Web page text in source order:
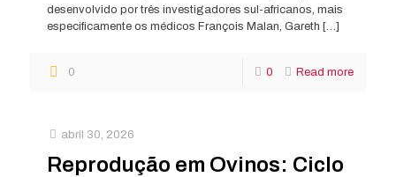
desenvolvido por três investigadores sul-africanos, mais
especificamente os médicos François Malan, Gareth […]
0 0 Read more
abril 30, 2026
Reprodução em Ovinos: Ciclo